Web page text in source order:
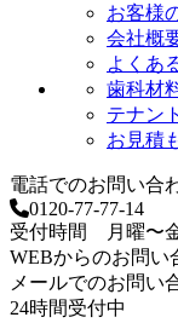
お客様
会社概
よくあ
歯科材
テナン
お見積
電話でのお問い合
0120-77-77-14
受付時間 月曜〜
WEBからのお問い
メールでのお問い
24時間受付中